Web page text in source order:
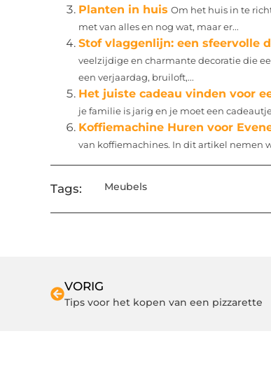
Planten in huis Om het huis in te
met van alles en nog wat, maar er...
Stof vlaggenlijn: een sfeervolle
veelzijdige en charmante decoratie die
een verjaardag, bruiloft,...
Het juiste cadeau vinden voor
je familie is jarig en je moet een
Koffiemachine Huren voor
van koffiemachines. In dit artikel nemen
Tags: Meubels
VORIG
Tips voor het kopen van een pizzarette